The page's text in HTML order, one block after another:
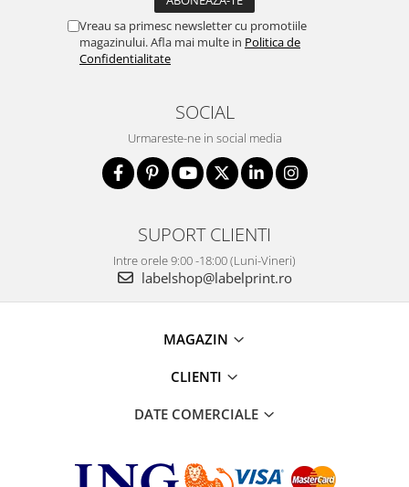
Vreau sa primesc newsletter cu promotiile
magazinului. Afla mai multe in Politica de
Confidentialitate
SOCIAL
Urmareste-ne in social media
SUPORT CLIENTI
Intre orele 9:00 -18:00 (Luni-Vineri)
labelshop@labelprint.ro
MAGAZIN
CLIENTI
DATE COMERCIALE